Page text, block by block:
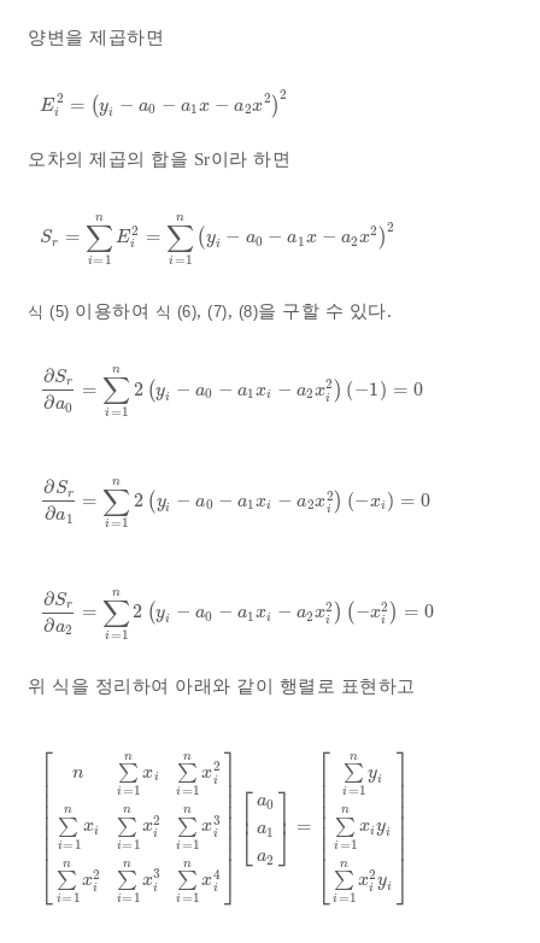
양변을 제곱하면
E2
i = (yi − a0 − a1x − a2x2)2
Ei 2=yi a0-a1 x- a2x22
오차의 제곱의 합을 Sr이라 하면
Sr = ∑
i= 1
n
E2
i = ∑
i =1
n
( yi − a0 − a1x − a2x2 )2
S r=∑ =1 nE i2= ∑i =1 ny i-a0 -a 1x-a 2x
식 (5) 이용하여 식 (6), (7), (8)을 구할 수 있다.
∂Sr
∂a0
= ∑
i =1
n
2 (yi − a0 − a1xi − a2x2
i ) (−1) = 0
∂ Sr∂a0 =∑i= 1n2yi- a0-a1xi -a2xi 2-1=
∂Sr
∂a1
= ∑
i =1
n
2 ( yi − a0 − a1xi − a2x2
i ) (−xi ) = 0
∂ Sr ∂a1= ∑i=1 n2yi a0-a1xi -a2xi2-x i=
∂Sr
∂a2
= ∑
i =1
n
2 (yi − a0 − a1xi − a2x2
i ) ( −x2
i ) = 0
∂ Sr∂a2 =∑i= 1n2yi- a0-a1xi -a2xi 2 -xi 2=
위 식을 정리하여 아래와 같이 행렬로 표현하고
⎡
⎣
⎢⎢⎢⎢⎢⎢⎢⎢
n
∑
i= 1
n
xi
∑
i= 1
n
x2
i
∑
i =1
n
xi
∑
i= 1
n
x2
i
∑
i= 1
n
x3
i
∑
i =1
n
x2
i
∑
i =1
n
x3
i
∑
i =1
n
x4
i
⎤
⎦
⎥⎥⎥⎥⎥⎥⎥⎥
⎡
⎣⎢ a0
a1
a2
⎤
⎦⎥ =
⎡
⎣
⎢⎢⎢⎢⎢⎢⎢⎢
∑
i =1
n
yi
∑
i =1
n
xiyi
∑
i =1
n
x2
i yi
⎤
⎦
⎥⎥⎥⎥⎥⎥⎥⎥
n ∑i = 1n i∑i =1 xi 2 ∑i = n xi∑i =1 x i2 ∑i=1 n